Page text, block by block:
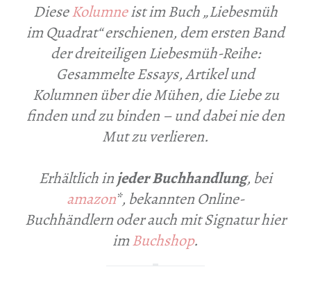
DieseKolumneist im Buch „Liebesmüh
im Quadrat“ erschienen, dem ersten Band
der dreiteiligen Liebesmüh-Reihe:
Gesammelte Essays, Artikel und
Kolumnen über die Mühen, die Liebe zu
finden und zu binden – und dabei nie den
Mut zu verlieren.
Erhältlich injeder Buchhandlung, bei
amazon*, bekannten Online-
Buchhändlern oder auch mit Signatur hier
imBuchshop.